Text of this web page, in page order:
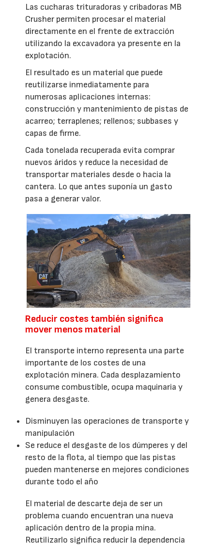
Las cucharas trituradoras y cribadoras MB
Crusher permiten procesar el material
directamente en el frente de extracción
utilizando la excavadora ya presente en la
explotación.
El resultado es un material que puede
reutilizarse inmediatamente para
numerosas aplicaciones internas:
construcción y mantenimiento de pistas de
acarreo; terraplenes; rellenos; subbases y
capas de firme.
Cada tonelada recuperada evita comprar
nuevos áridos y reduce la necesidad de
transportar materiales desde o hacia la
cantera. Lo que antes suponía un gasto
pasa a generar valor.
Reducir costes también significa
mover menos material
El transporte interno representa una parte
importante de los costes de una
explotación minera. Cada desplazamiento
consume combustible, ocupa maquinaria y
genera desgaste.
Disminuyen las operaciones de transporte y
manipulación
Se reduce el desgaste de los dúmperes y del
resto de la flota, al tiempo que las pistas
pueden mantenerse en mejores condiciones
durante todo el año
El material de descarte deja de ser un
problema cuando encuentran una nueva
aplicación dentro de la propia mina.
Reutilizarlo significa reducir la dependencia